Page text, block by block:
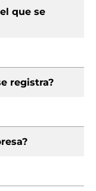
que se
registra?